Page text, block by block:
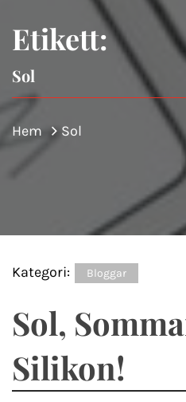
Etikett:
Sol
Hem Sol
Kategori: Bloggar
Sol,
Silikon!